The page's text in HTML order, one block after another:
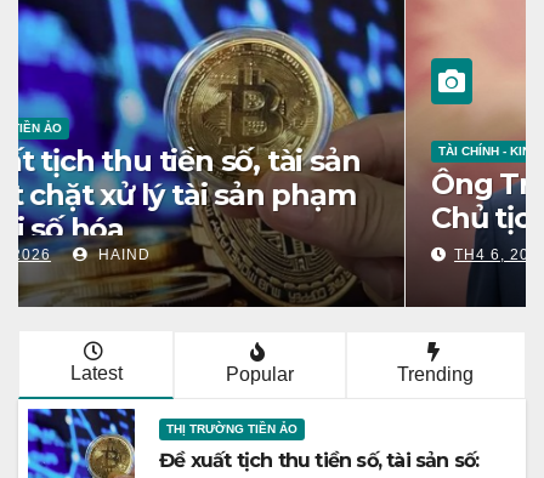
THỊ TRƯỜNG TIỀN ẢO
Đề xuất tịch thu tiền số, tài sản
số: Siết chặt xử lý tài sản phạm
tội thời số hóa
TH4 24, 2026 HAIND
Latest Popular Trending
THỊ TRƯỜNG TIỀN ẢO
Đề xuất tịch thu tiền số, tài sản số: